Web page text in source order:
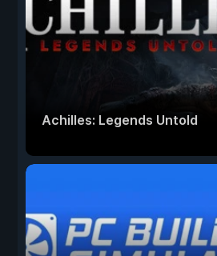
Achilles: Legends Untold